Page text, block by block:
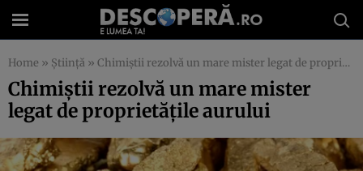
Home » Știință » Chimiştii rezolvă un mare mister legat de proprietăţile aurului
Chimiştii rezolvă un mare mister
legat de proprietăţile aurului